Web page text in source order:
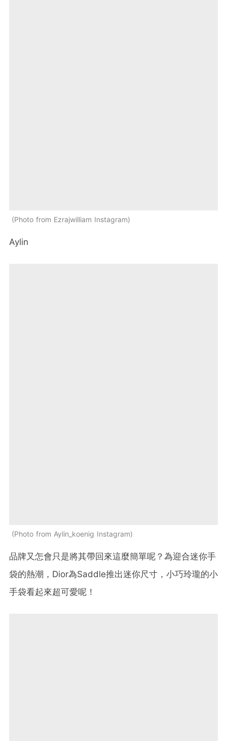
Photo from Ezrajwilliam Instagram
Aylin
Photo from Aylin_koenig Instagram
品牌又怎會只是將其帶回來這麼簡單呢？為迎合迷你手
袋的熱潮，Dior為Saddle推出迷你尺寸，小巧玲瓏的小
手袋看起來超可愛呢！